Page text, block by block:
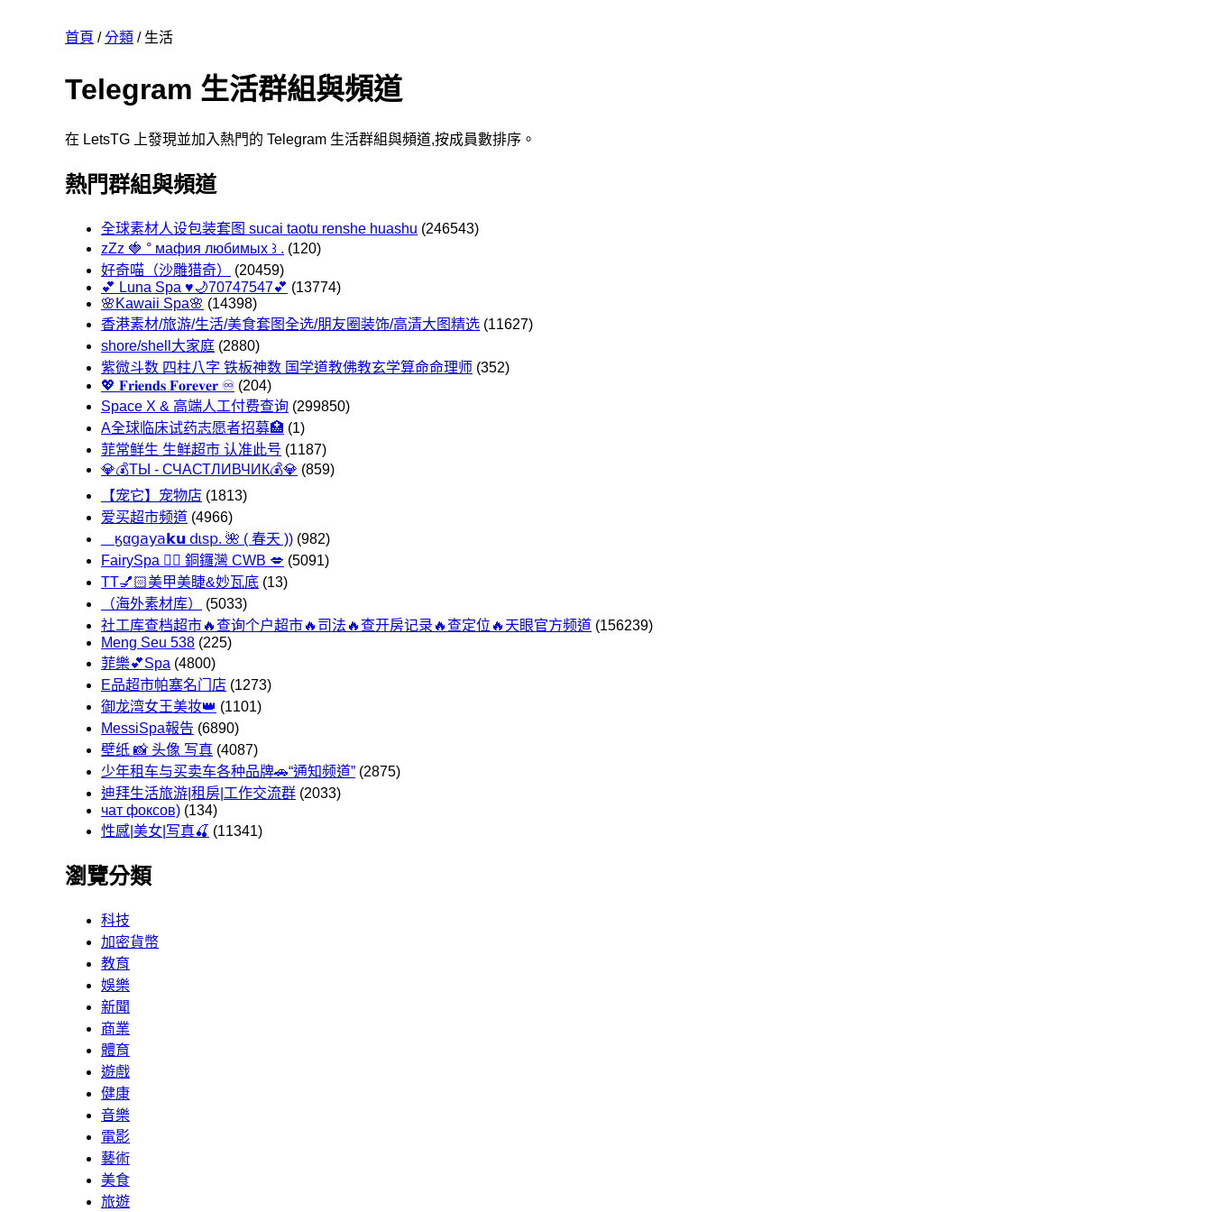
首頁 /分類 / 生活
Telegram 生活群組與頻道
在 LetsTG 上發現並加入熱門的 Telegram 生活群組與頻道,按成員數排序。
熱門群組與頻道
全球素材人设包装套图 sucai taotu renshe huashu (246543)
zZz 🍓 ° мафия любимых ꒱ . (120)
好奇喵（沙雕猎奇）
(20459)
💕 Luna Spa ♥️🌙70747547💕 (13774)
🌸Kawaii Spa🌸 (14398)
香港素材/旅游/生活/美食套图全选/朋友圈装饰/高清大图精选 (11627)
shore/shell大家庭 (2880)
紫微斗数 四柱八字 铁板神数 国学道教佛教玄学算命命理师 (352)
💖 𝐅𝐫𝐢𝐞𝐧𝐝𝐬 𝐅𝐨𝐫𝐞𝐯𝐞𝐫 ♾️ (204)
Space X & 高端人工付费查询 (299850)
A全球临床试药志愿者招募🏥 (1)
菲常鲜生 生鲜超市 认准此号 (1187)
💎💰ТЫ - СЧАСТЛИВЧИК💰💎 (859)
【宠它】宠物店 (1813)
爱买超市频道 (4966)
ㅤӄα𝗀𝖺𝗒𝖺𝗸𝘂 𝖽ɩѕ𝗉. 🌺 ( 春天 )) (982)
FairySpa 🧚‍♂️ 銅鑼灣 CWB 💋 (5091)
TT💅🏻美甲美睫&妙瓦底 (13)
（海外素材库）
(5033)
社工库查档超市🔥查询个户超市🔥司法🔥查开房记录🔥查定位🔥天眼官方频道 (156239)
Meng Seu 538 (225)
菲樂💕Spa (4800)
E品超市帕塞名门店 (1273)
御龙湾女王美妆👑 (1101)
MessiSpa報告 (6890)
壁纸 📸 头像 写真 (4087)
少年租车与买卖车各种品牌🚗“通知频道” (2875)
迪拜生活旅游|租房|工作交流群 (2033)
чат фоксов) (134)
性感|美女|写真🍒 (11341)
瀏覽分類
科技
加密貨幣
教育
娛樂
新聞
商業
體育
遊戲
健康
音樂
電影
藝術
美食
旅遊